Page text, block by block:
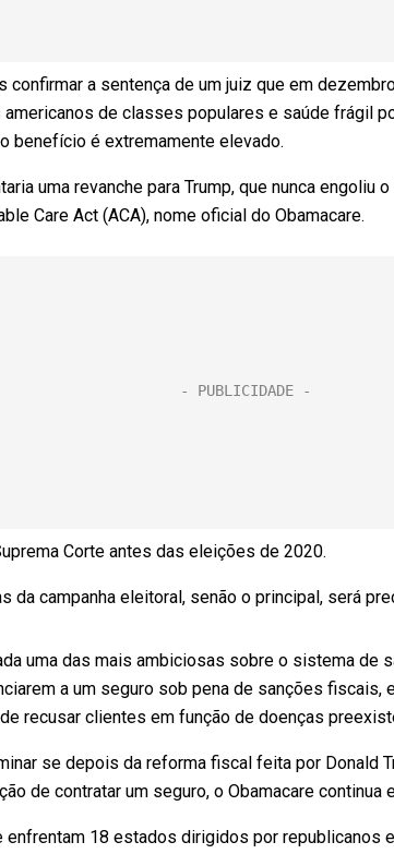
confirmar a sentença de um juiz que em
de classes populares e saúde frágil
benefício é extremamente elevado.
uma revanche para Trump, que nunca engoliu
Care Act (ACA), nome oficial do Obamacare.
Corte antes das eleições de 2020.
da campanha eleitoral, senão o principal, será
uma das mais ambiciosas sobre o sistema de
a um seguro sob pena de sanções fiscais,
recusar clientes em função de doenças
se depois da reforma fiscal feita por Donald
de contratar um seguro, o Obamacare continua
18 estados dirigidos por republicanos